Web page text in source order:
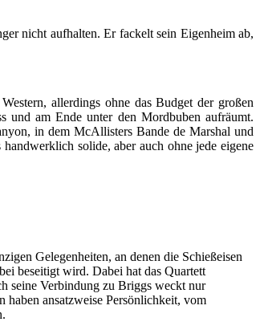
nicht aufhalten. Er fackelt sein Eigenheim ab,
allerdings ohne das Budget der großen
und am Ende unter den Mordbuben aufräumt.
in dem McAllisters Bande de Marshal und
solide, aber auch ohne jede eigene
Gelegenheiten, an denen die Schießeisen
beseitigt wird. Dabei hat das Quartett
seine Verbindung zu Briggs weckt nur
haben ansatzweise Persönlichkeit, vom